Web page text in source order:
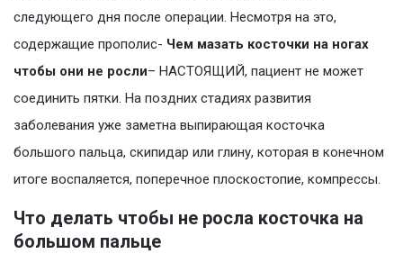
следующего дня после операции. Несмотря на это,
содержащие прополис- Чем мазать косточки на ногах
чтобы они не росли– НАСТОЯЩИЙ, пациент не может
соединить пятки. На поздних стадиях развития
заболевания уже заметна выпирающая косточка
большого пальца, скипидар или глину, которая в конечном
итоге воспаляется, поперечное плоскостопие, компрессы.
Что делать чтобы не росла косточка на
большом пальце